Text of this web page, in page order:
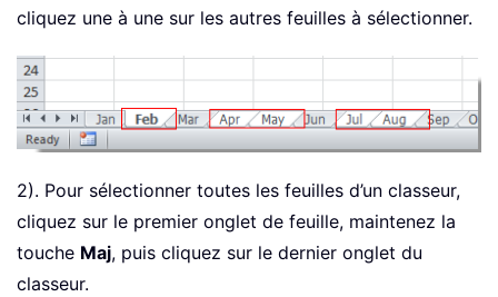
cliquez une à une sur les autres feuilles à sélectionner.
2). Pour sélectionner toutes les feuilles d’un classeur,
cliquez sur le premier onglet de feuille, maintenez la
touche Maj, puis cliquez sur le dernier onglet du
classeur.